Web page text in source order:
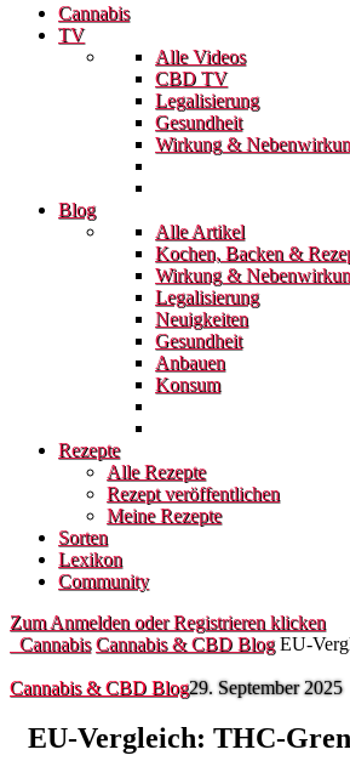
Cannabis
TV
Alle Videos
CBD TV
Legalisierung
Gesundheit
Wirkung &
Blog
Alle Artikel
Kochen, Backen &
Wirkung &
Legalisierung
Neuigkeiten
Gesundheit
Anbauen
Konsum
Rezepte
Alle Rezepte
Rezept veröffentlichen
Meine Rezepte
Sorten
Lexikon
Community
Zum Anmelden oder Registrieren klicken
Cannabis Cannabis & CBD Blog
Cannabis & CBD Blog29. September 2025
EU‑Vergleich: